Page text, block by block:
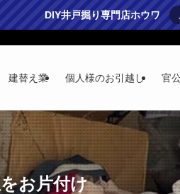
DIY井戸掘り専門店ホウワ
建替え業 個人様のお引越し 官
お片付け